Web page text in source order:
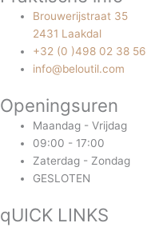
Brouwerijstraat 35
2431 Laakdal
+32 (0 )498 02 38 56
info@beloutil.com
Openingsuren
Maandag - Vrijdag
09:00 - 17:00
Zaterdag - Zondag
GESLOTEN
qUICK LINKS